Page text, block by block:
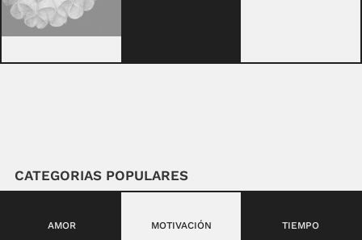
CATEGORIAS POPULARES
AMOR MOTIVACIÓN TIEMPO